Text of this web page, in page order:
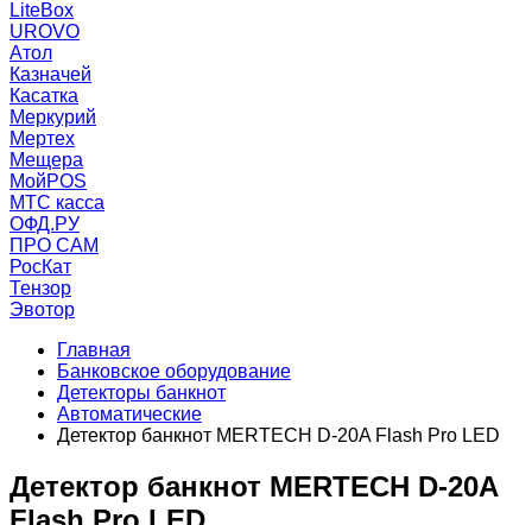
LiteBox
UROVO
Атол
Казначей
Касатка
Меркурий
Мертех
Мещера
МойPOS
МТС касса
ОФД.РУ
ПРО САМ
РосКат
Тензор
Эвотор
Главная
Банковское оборудование
Детекторы банкнот
Автоматические
Детектор банкнот MERTECH D-20A Flash Pro LED
Детектор банкнот MERTECH D-20A